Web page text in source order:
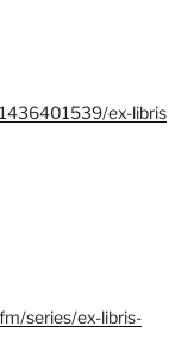
ex-libris
series/ex-libris-